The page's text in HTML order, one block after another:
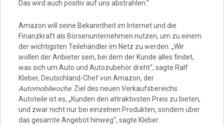
Das wird auch positiv auf uns abstrahlen.“
Amazon will seine Bekanntheit im Internet und die
Finanzkraft als Börsenunternehmen nutzen, um zu einem
der wichtigsten Teilehändler im Netz zu werden. „Wir
wollen der Anbieter sein, bei dem der Kunde alles findet,
was sich um Auto und Autozubehör dreht“, sagte Ralf
Kleber, Deutschland-Chef von Amazon, der
Automobilwoche. Ziel des neuen Verkaufsbereichs
Autoteile ist es, „Kunden den attraktivsten Preis zu bieten,
und zwar nicht nur bei einzelnen Produkten, sondern über
das gesamte Angebot hinweg“, sagte Kleber.